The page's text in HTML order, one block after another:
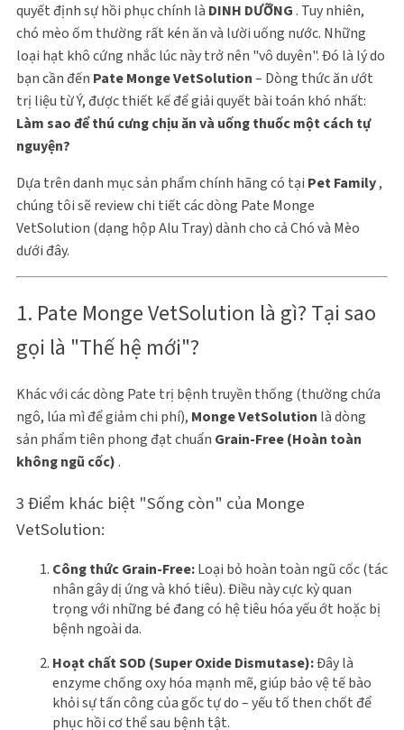
quyết định sự hồi phục chính là DINH DƯỠNG . Tuy nhiên,
chó mèo ốm thường rất kén ăn và lười uống nước. Những
loại hạt khô cứng nhắc lúc này trở nên "vô duyên". Đó là lý do
bạn cần đến Pate Monge VetSolution– Dòng thức ăn ướt
trị liệu từ Ý, được thiết kế để giải quyết bài toán khó nhất:
Làm sao để thú cưng chịu ăn và uống thuốc một cách tự
nguyện?
Dựa trên danh mục sản phẩm chính hãng có tại Pet Family,
chúng tôi sẽ review chi tiết các dòng Pate Monge
VetSolution (dạng hộp Alu Tray) dành cho cả Chó và Mèo
dưới đây.
1. Pate Monge VetSolution là gì? Tại sao
gọi là "Thế hệ mới"?
Khác với các dòng Pate trị bệnh truyền thống (thường chứa
ngô, lúa mì để giảm chi phí), Monge VetSolution là dòng
sản phẩm tiên phong đạt chuẩn Grain-Free (Hoàn toàn
không ngũ cốc) .
3 Điểm khác biệt "Sống còn" của Monge
VetSolution:
Công thức Grain-Free:Loại bỏ hoàn toàn ngũ cốc (tác
nhân gây dị ứng và khó tiêu). Điều này cực kỳ quan
trọng với những bé đang có hệ tiêu hóa yếu ớt hoặc bị
bệnh ngoài da.
Hoạt chất SOD (Super Oxide Dismutase):Đây là
enzyme chống oxy hóa mạnh mẽ, giúp bảo vệ tế bào
khỏi sự tấn công của gốc tự do – yếu tố then chốt để
phục hồi cơ thể sau bệnh tật.